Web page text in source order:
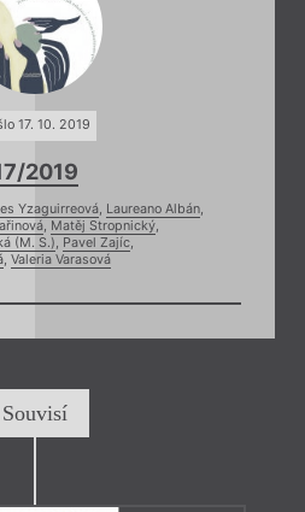
17. 10. 2019
2019
Yzaguirreová, Laureano Albán,
, Matěj Stropnický,
(M. S.), Pavel Zajíc,
, Valeria Varasová
Souvisí